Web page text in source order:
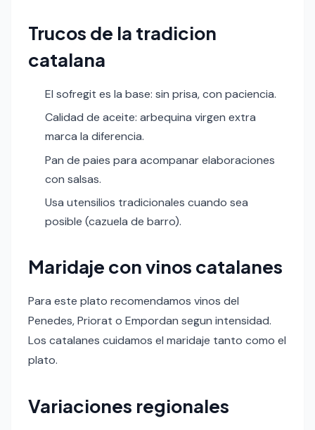
Trucos de la tradicion
catalana
El sofregit es la base: sin prisa, con paciencia.
Calidad de aceite: arbequina virgen extra
marca la diferencia.
Pan de paies para acompanar elaboraciones
con salsas.
Usa utensilios tradicionales cuando sea
posible (cazuela de barro).
Maridaje con vinos catalanes
Para este plato recomendamos vinos del
Penedes, Priorat o Empordan segun intensidad.
Los catalanes cuidamos el maridaje tanto como el
plato.
Variaciones regionales